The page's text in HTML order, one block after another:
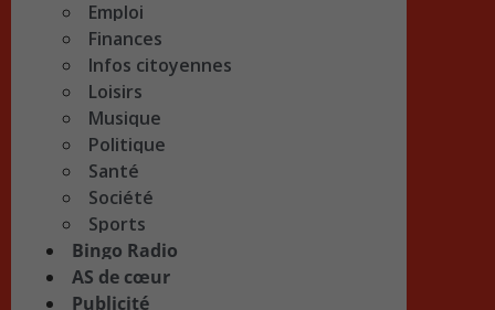
Emploi
Finances
Infos citoyennes
Loisirs
Musique
Politique
Santé
Société
Sports
Bingo Radio
AS de cœur
Publicité